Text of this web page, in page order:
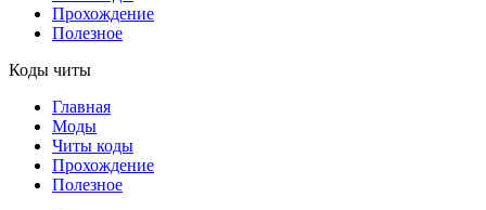
Прохождение
Полезное
Коды читы
Главная
Моды
Читы коды
Прохождение
Полезное